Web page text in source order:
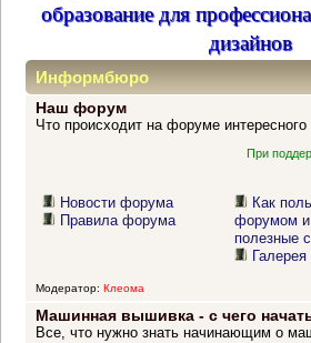
образование для
дизайнов
Информбюро
Наш форум
Что происходит на форуме интересного
При
Новости форума
Правила форума
Как
форумом и
полезные
Галерея
Модератор: Клеома
Машинная вышивка - с чего
Все, что нужно знать начинающим о